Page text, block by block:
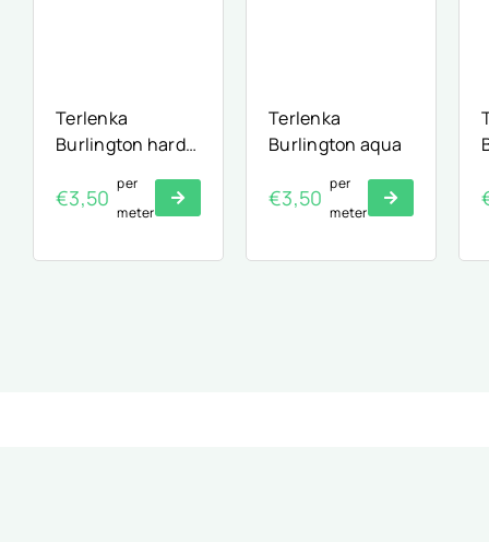
Terlenka
Burlington hard
€3,50
per
meter
Terlenka
Burlington aqua
€3,50
per
meter